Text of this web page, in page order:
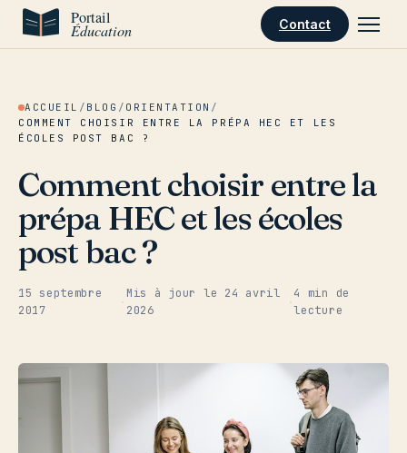
Aller au contenu
Contact
ACCUEIL / BLOG / ORIENTATION /
COMMENT CHOISIR ENTRE LA PRÉPA HEC ET LES
ÉCOLES POST BAC ?
Comment choisir entre la
prépa HEC et les écoles
post bac ?
15 septembre
2017
·
Mis à jour le 24 avril
2026
·
4 min de
lecture